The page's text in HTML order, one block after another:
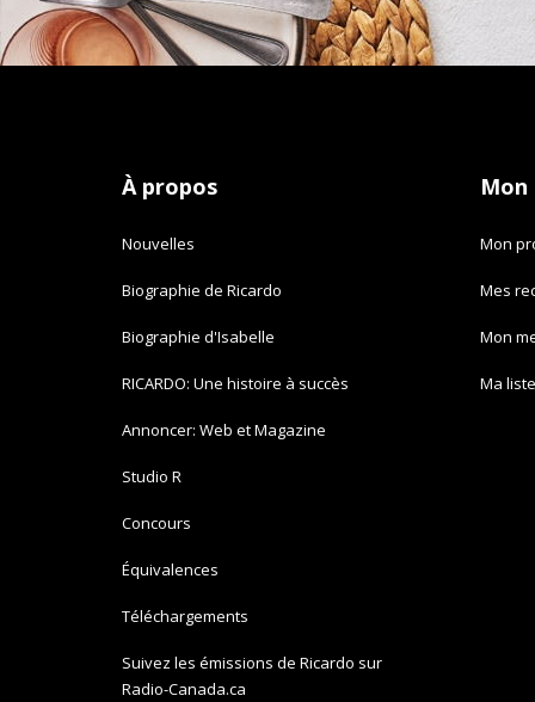
À propos
Nouvelles
Biographie de Ricardo
Biographie d'Isabelle
RICARDO: Une histoire à succès
Annoncer: Web et Magazine
Studio R
Concours
Équivalences
Téléchargements
Suivez les émissions de Ricardo sur
Radio-Canada.ca
Mon
Mon
Mes
Mon
Ma